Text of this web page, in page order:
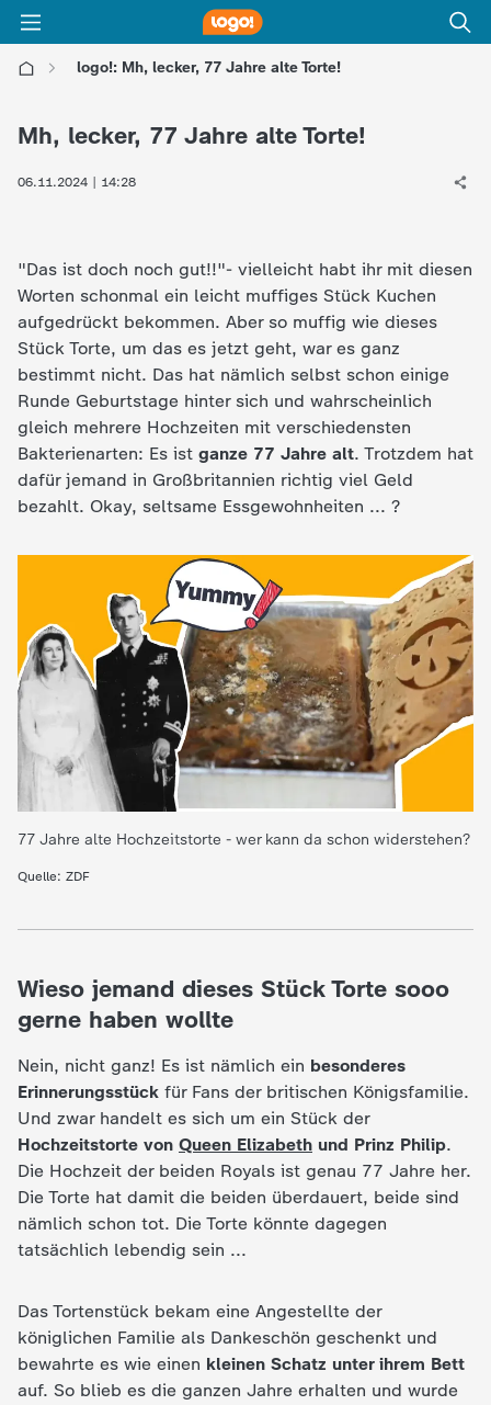
logo!: Mh, lecker, 77 Jahre alte Torte!
o
o
d
n
e
h
Mh, lecker, 77 Jahre alte Torte!
06.11.2024 | 14:28
"Das ist doch noch gut!!"- vielleicht habt ihr mit diesen
Worten schonmal ein leicht muffiges Stück Kuchen
aufgedrückt bekommen. Aber so muffig wie dieses
Stück Torte, um das es jetzt geht, war es ganz
bestimmt nicht. Das hat nämlich selbst schon einige
Runde Geburtstage hinter sich und wahrscheinlich
gleich mehrere Hochzeiten mit verschiedensten
Bakterienarten: Es ist ganze 77 Jahre alt. Trotzdem hat
dafür jemand in Großbritannien richtig viel Geld
bezahlt. Okay, seltsame Essgewohnheiten ... ?
77 Jahre alte Hochzeitstorte - wer kann da schon widerstehen?
Quelle: ZDF
Wieso jemand dieses Stück Torte sooo
gerne haben wollte
Nein, nicht ganz! Es ist nämlich ein besonderes
Erinnerungsstück für Fans der britischen Königsfamilie.
Und zwar handelt es sich um ein Stück der
Hochzeitstorte von Queen Elizabeth und Prinz Philip.
Die Hochzeit der beiden Royals ist genau 77 Jahre her.
Die Torte hat damit die beiden überdauert, beide sind
nämlich schon tot. Die Torte könnte dagegen
tatsächlich lebendig sein ...
Das Tortenstück bekam eine Angestellte der
königlichen Familie als Dankeschön geschenkt und
bewahrte es wie einen kleinen Schatz unter ihrem Bett
auf. So blieb es die ganzen Jahre erhalten und wurde